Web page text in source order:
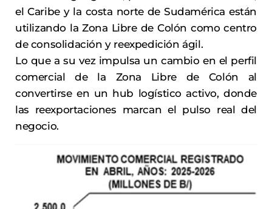
el Caribe y la costa norte de Sudamérica están
utilizando la Zona Libre de Colón como centro
de consolidación y reexpedición ágil.
Lo que a su vez impulsa un cambio en el perfil
comercial de la Zona Libre de Colón al
convertirse en un hub logístico activo, donde
las reexportaciones marcan el pulso real del
negocio.